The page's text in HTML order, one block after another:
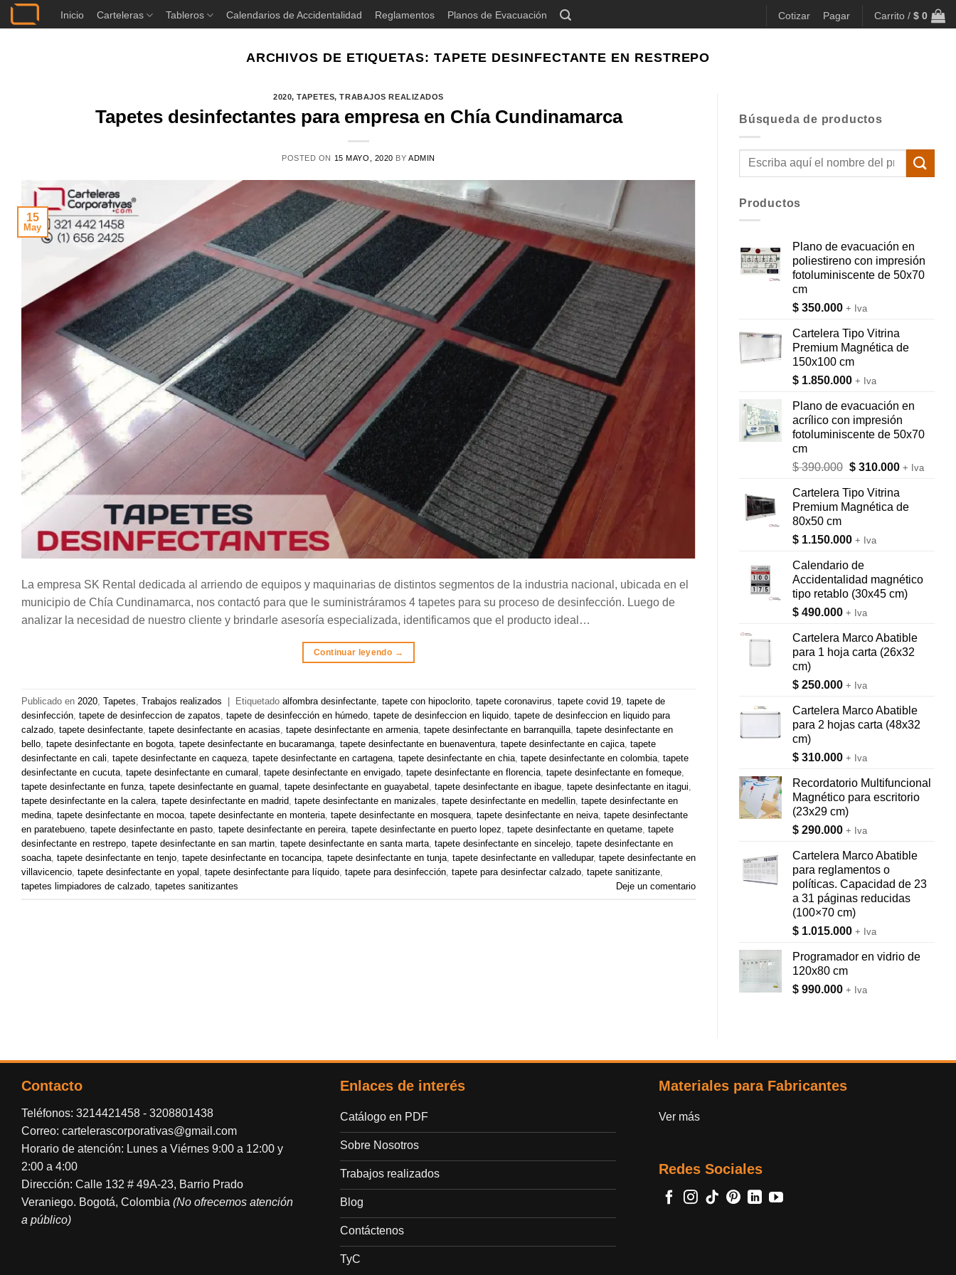
Saltar
al
Inicio Carteleras Tableros Calendarios de Accidentalidad Reglamentos Planos de Evacuación Cotizar Pagar Carrito / $ 0
ARCHIVOS DE ETIQUETAS: TAPETE DESINFECTANTE EN RESTREPO
2020,TAPETES,TRABAJOS REALIZADOS
Tapetes desinfectantes para empresa en Chía Cundinamarca
POSTED ON 15 MAYO, 2020 BYADMIN
15
May
La empresa SK Rental dedicada al arriendo de equipos y maquinarias de distintos segmentos de la industria nacional, ubicada en el
municipio de Chía Cundinamarca, nos contactó para que le suministráramos 4 tapetes para su proceso de desinfección. Luego de
analizar la necesidad de nuestro cliente y brindarle asesoría especializada, identificamos que el producto ideal…
Continuar leyendo →
Publicado en 2020 Tapetes Trabajos realizados | Etiquetado alfombra desinfectante tapete con hipoclorito tapete coronavirus tapete covid 19 tapete de
desinfección tapete de desinfeccion de zapatos tapete de desinfección en húmedo tapete de desinfeccion en liquido tapete de desinfeccion en liquido para
calzado tapete desinfectante tapete desinfectante en acasias tapete desinfectante en armenia tapete desinfectante en barranquilla tapete desinfectante en
bello tapete desinfectante en bogota tapete desinfectante en bucaramanga tapete desinfectante en buenaventura tapete desinfectante en cajica tapete
desinfectante en cali tapete desinfectante en caqueza tapete desinfectante en cartagena tapete desinfectante en chia tapete desinfectante en colombia tapete
desinfectante en cucuta tapete desinfectante en cumaral tapete desinfectante en envigado tapete desinfectante en florencia tapete desinfectante en fomeque
tapete desinfectante en funza tapete desinfectante en guamal tapete desinfectante en guayabetal tapete desinfectante en ibague tapete desinfectante en itagui
tapete desinfectante en la calera tapete desinfectante en madrid tapete desinfectante en manizales tapete desinfectante en medellin tapete desinfectante en
medina tapete desinfectante en mocoa tapete desinfectante en monteria tapete desinfectante en mosquera tapete desinfectante en neiva tapete desinfectante
en paratebueno tapete desinfectante en pasto tapete desinfectante en pereira tapete desinfectante en puerto lopez tapete desinfectante en quetame tapete
desinfectante en restrepo tapete desinfectante en san martin tapete desinfectante en santa marta tapete desinfectante en sincelejo tapete desinfectante en
soacha tapete desinfectante en tenjo tapete desinfectante en tocancipa tapete desinfectante en tunja tapete desinfectante en valledupar, tapete desinfectante en
villavicencio tapete desinfectante en yopal tapete desinfectante para líquido tapete para desinfección tapete para desinfectar calzado tapete sanitizante
tapetes limpiadores de calzado tapetes sanitizantes Deje un comentario
Búsqueda de productos
Buscar
Productos
Plano de evacuación en
poliestireno con impresión
fotoluminiscente de 50x70
cm
$ 350.000 + Iva
Cartelera Tipo Vitrina
Premium Magnética de
150x100 cm
$ 1.850.000 + Iva
Plano de evacuación en
acrílico con impresión
fotoluminiscente de 50x70
cm
$390.000 El
original
era:
$310.000El
actual
es:
+ Iva
Cartelera Tipo Vitrina
Premium Magnética de
80x50 cm
$ 1.150.000 + Iva
Calendario de
Accidentalidad magnético
tipo retablo (30x45 cm)
$ 490.000 + Iva
Cartelera Marco Abatible
para 1 hoja carta (26x32
cm)
$ 250.000 + Iva
Cartelera Marco Abatible
para 2 hojas carta (48x32
cm)
$ 310.000 + Iva
Recordatorio Multifuncional
Magnético para escritorio
(23x29 cm)
$ 290.000 + Iva
Cartelera Marco Abatible
para reglamentos o
políticas. Capacidad de 23
a 31 páginas reducidas
(100×70 cm)
$ 1.015.000 + Iva
Programador en vidrio de
120x80 cm
$ 990.000 + Iva
Contacto
Teléfonos: 3214421458 - 3208801438
Correo: cartelerascorporativas@gmail.com
Horario de atención: Lunes a Viérnes 9:00 a 12:00 y
2:00 a 4:00
Dirección: Calle 132 # 49A-23, Barrio Prado
Veraniego. Bogotá, Colombia (No ofrecemos atención
a público)
Enlaces de interés
Catálogo en PDF
Sobre Nosotros
Trabajos realizados
Blog
Contáctenos
TyC
Materiales para Fabricantes
Ver más
Redes Sociales